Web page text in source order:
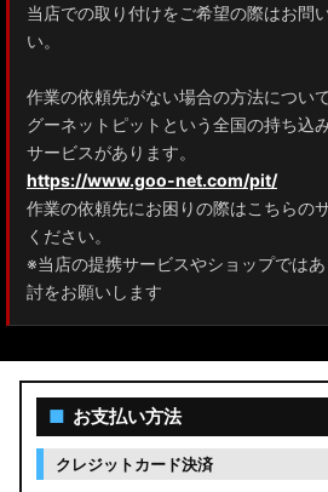
ZRR80 ノア/ヴォクシー
NHP17/NSP17NCP17 シエンタ
M900A/M910A ルーミー
A200A/A210A ライズ
E52 エルグランド
T32 エクストレイル
C28 セレナ
当店での取り付けをご希望の際はお問
い。
作業の依頼先がない場合の方法について
グーネットピットという全国の持ち込
サービスがあります。
https://www.goo-net.com/pit/
作業の依頼先にお困りの際はこちらの
ください。
※当店の提携サービスやショップでは
討をお願いします
■ お支払い方法
クレジットカード決済